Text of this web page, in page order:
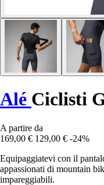
Alé Ciclisti
A partire da
169,00 € 129,00 € -24%
Equipaggiatevi con il
appassionati di mountain
impareggiabili.